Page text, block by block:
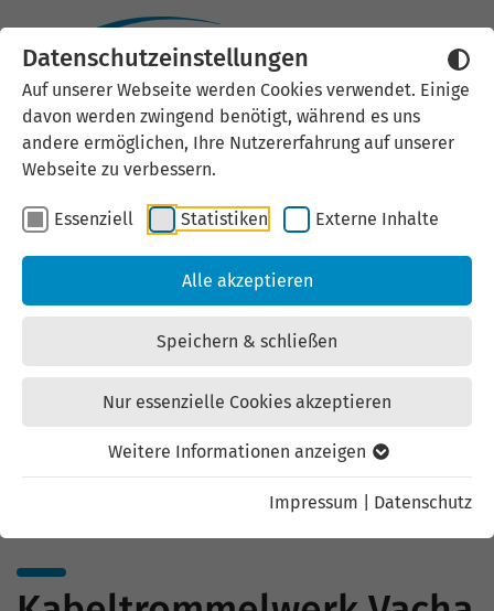
Datenschutzeinstellungen
Auf unserer Webseite werden Cookies verwendet. Einige
davon werden zwingend benötigt, während es uns
andere ermöglichen, Ihre Nutzererfahrung auf unserer
Webseite zu verbessern.
Essenziell Statistiken Externe Inhalte
Alle akzeptieren
Speichern & schließen
Nur essenzielle Cookies akzeptieren
Weitere Informationen anzeigen
Impressum Datenschutz
Externen Inhalt laden
Wir verwenden auf unserer
Website externe Inhalte, um Ihnen
zusätzliche Informationen
anzubieten. Einige externe Inhalte
(z.B. Google Maps, Youtube)
können persönliche Daten (z.B. IP-
Mit der Bestätigung erklären Sie